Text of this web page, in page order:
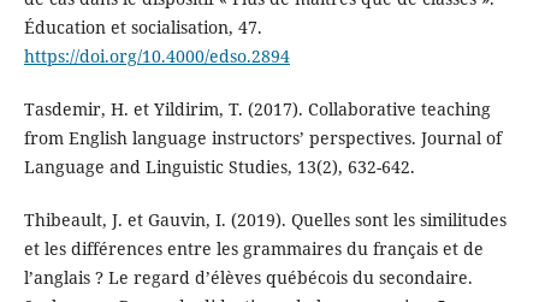
Éducation et socialisation, 47.
https://doi.org/10.4000/edso.2894
Tasdemir, H. et Yildirim, T. (2017). Collaborative teaching
from English language instructors’ perspectives. Journal of
Language and Linguistic Studies, 13(2), 632-642.
Thibeault, J. et Gauvin, I. (2019). Quelles sont les similitudes
et les différences entre les grammaires du français et de
l’anglais ? Le regard d’élèves québécois du secondaire.